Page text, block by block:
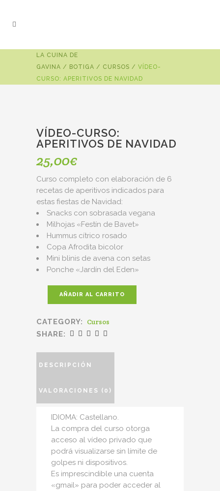
LA CUINA DE
GAVINA / BOTIGA / CURSOS / VÍDEO-
CURSO: APERITIVOS DE NAVIDAD
VÍDEO-CURSO:
APERITIVOS DE NAVIDAD
25,00€
Curso completo con elaboración de 6
recetas de aperitivos indicados para
estas fiestas de Navidad:
Snacks con sobrasada vegana
Milhojas «Festín de Bavet»
Hummus cítrico rosado
Copa Afrodita bicolor
Mini blinis de avena con setas
Ponche «Jardín del Eden»
AÑADIR AL CARRITO
CATEGORY:
Cursos
SHARE:
DESCRIPCIÓN
VALORACIONES (0)
IDIOMA: Castellano.
La compra del curso otorga
acceso al vídeo privado que
podrá visualizarse sin límite de
golpes ni dispositivos.
Es imprescindible una cuenta
«gmail» para poder acceder al